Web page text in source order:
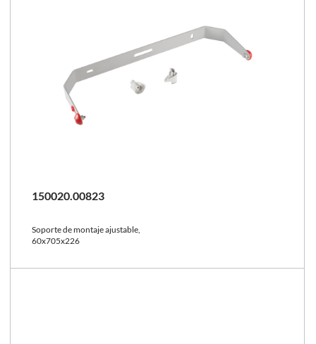
150020.00823
Soporte de montaje ajustable,
60x705x226